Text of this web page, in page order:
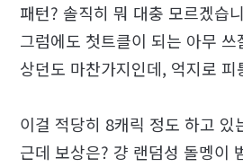
패턴? 솔직히 뭐 대충 모르겠습
그럼에도 첫트클이 되는 아무
상던도 마찬가지인데, 억지로
이걸 적당히 8캐릭 정도 하고
근데 보상은? 걍 랜덤성 돌멩이